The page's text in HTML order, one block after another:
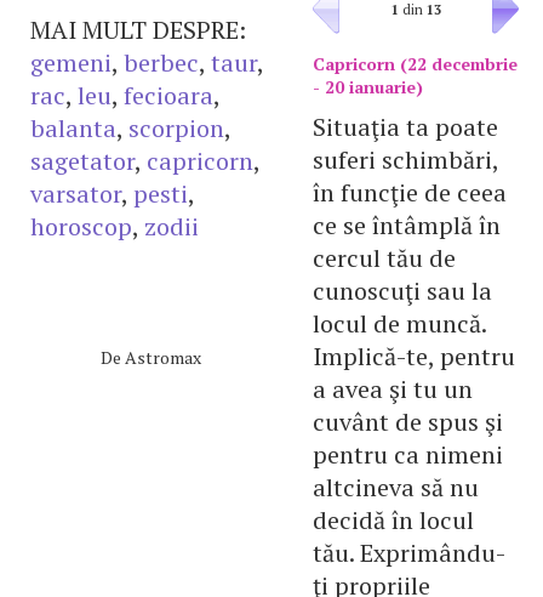
1 din 13
Capricorn (22 decembrie
- 20 ianuarie)
Situaţia ta poate
suferi schimbări,
în funcţie de ceea
ce se întâmplă în
cercul tău de
cunoscuţi sau la
locul de muncă.
Implică-te, pentru
a avea şi tu un
cuvânt de spus şi
pentru ca nimeni
altcineva să nu
decidă în locul
tău. Exprimându-
ţi propriile
MAI MULT DESPRE:
gemeni, berbec, taur,
rac, leu, fecioara,
balanta, scorpion,
sagetator, capricorn,
varsator, pesti,
horoscop, zodii
De Astromax